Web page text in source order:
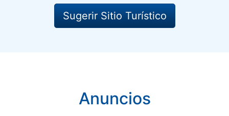
Sugerir Sitio Turístico
Anuncios